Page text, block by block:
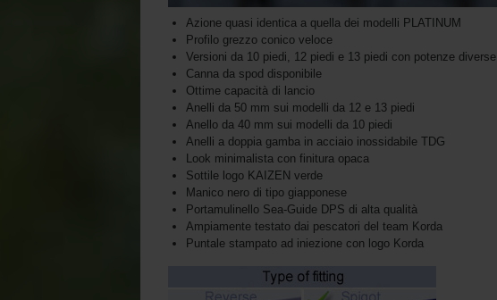
Azione quasi identica a quella dei modelli PLATINUM
Profilo grezzo conico veloce
Versioni da 10 piedi, 12 piedi e 13 piedi con potenze diverse
Canna da spod disponibile
Ottime capacità di lancio
Anelli da 50 mm sui modelli da 12 e 13 piedi
Anello da 40 mm sui modelli da 10 piedi
Anelli a doppia gamba in acciaio inossidabile TDG
Look minimalista con finitura opaca
Sottile logo KAIZEN verde
Manico nero di tipo giapponese
Portamulinello Sea-Guide DPS di alta qualità
Ampiamente testato dai pescatori del team Korda
Puntale stampato ad iniezione con logo Korda